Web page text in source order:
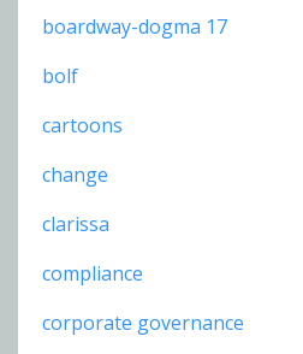
boardway-dogma 17
bolf
cartoons
change
clarissa
compliance
corporate governance